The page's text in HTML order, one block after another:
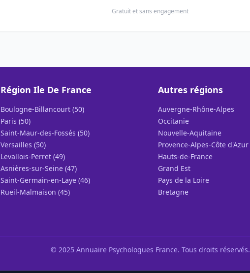
Gratuit et sans engagement
Région Ile De France
Boulogne-Billancourt (50)
Paris (50)
Saint-Maur-des-Fossés (50)
Versailles (50)
Levallois-Perret (49)
Asnières-sur-Seine (47)
Saint-Germain-en-Laye (46)
Rueil-Malmaison (45)
Autres régions
Auvergne-Rhône-Alpes
Occitanie
Nouvelle-Aquitaine
Provence-Alpes-Côte d'Azur
Hauts-de-France
Grand Est
Pays de la Loire
Bretagne
© 2025 Annuaire Psychologues France. Tous droits réservés.